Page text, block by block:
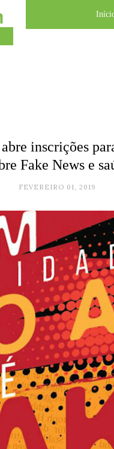
inscrições
Fake News e
FEVEREIRO 01, 2019